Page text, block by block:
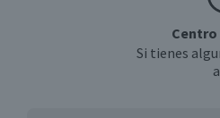
Centro
Si tienes